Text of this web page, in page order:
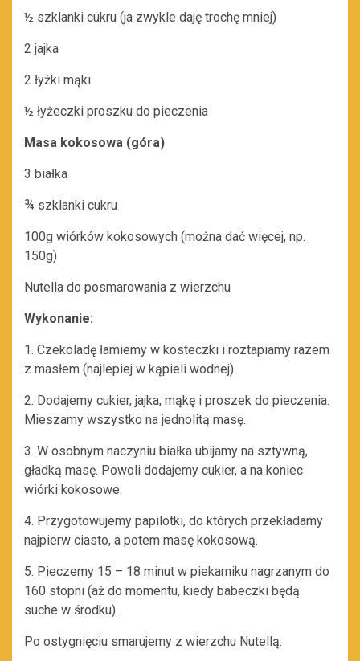
½ szklanki cukru (ja zwykle daję trochę mniej)
2 jajka
2 łyżki mąki
½ łyżeczki proszku do pieczenia
Masa kokosowa (góra)
3 białka
¾ szklanki cukru
100g wiórków kokosowych (można dać więcej, np.
150g)
Nutella do posmarowania z wierzchu
Wykonanie:
1. Czekoladę łamiemy w kosteczki i roztapiamy razem
z masłem (najlepiej w kąpieli wodnej).
2. Dodajemy cukier, jajka, mąkę i proszek do pieczenia.
Mieszamy wszystko na jednolitą masę.
3. W osobnym naczyniu białka ubijamy na sztywną,
gładką masę. Powoli dodajemy cukier, a na koniec
wiórki kokosowe.
4. Przygotowujemy papilotki, do których przekładamy
najpierw ciasto, a potem masę kokosową.
5. Pieczemy 15 – 18 minut w piekarniku nagrzanym do
160 stopni (aż do momentu, kiedy babeczki będą
suche w środku).
Po ostygnięciu smarujemy z wierzchu Nutellą.